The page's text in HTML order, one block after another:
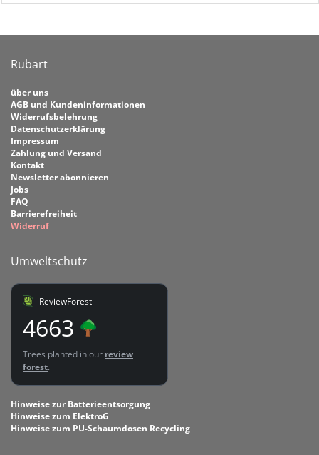
Rubart
über uns
AGB und Kundeninformationen
Widerrufsbelehrung
Datenschutzerklärung
Impressum
Zahlung und Versand
Kontakt
Newsletter abonnieren
Jobs
FAQ
Barrierefreiheit
Widerruf
Umweltschutz
ReviewForest
4663
Trees planted in our review
forest.
Hinweise zur Batterieentsorgung
Hinweise zum ElektroG
Hinweise zum PU-Schaumdosen Recycling